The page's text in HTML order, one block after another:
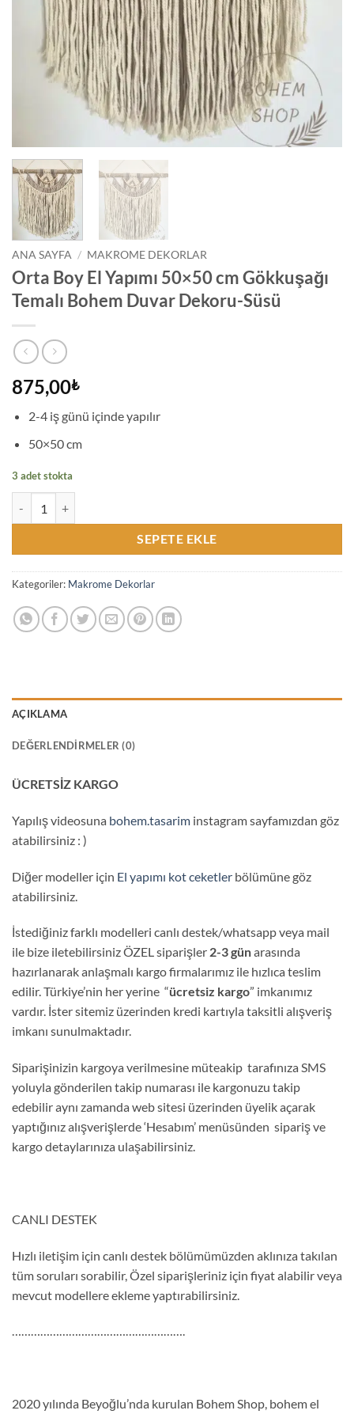
ANA SAYFA / MAKROME DEKORLAR
Orta Boy El Yapımı 50×50 cm Gökkuşağı
Temalı Bohem Duvar Dekoru-Süsü
875,00₺
2-4 iş günü içinde yapılır
50×50 cm
3 adet stokta
SEPETE EKLE
Kategoriler: Makrome Dekorlar
AÇIKLAMA
DEĞERLENDIRMELER (0)
ÜCRETSİZ KARGO
Yapılış videosuna bohem.tasarim instagram sayfamızdan göz
atabilirsiniz : )
Diğer modeller için El yapımı kot ceketler bölümüne göz
atabilirsiniz.
İstediğiniz farklı modelleri canlı destek/whatsapp veya mail
ile bize iletebilirsiniz ÖZEL siparişler 2-3 günarasında
hazırlanarak anlaşmalı kargo firmalarımız ile hızlıca teslim
edilir. Türkiye’nin her yerine “ücretsiz kargo” imkanımız
vardır. İster sitemiz üzerinden kredi kartıyla taksitli alışveriş
imkanı sunulmaktadır.
Siparişinizin kargoya verilmesine müteakip tarafınıza SMS
yoluyla gönderilen takip numarası ile kargonuzu takip
edebilir aynı zamanda web sitesi üzerinden üyelik açarak
yaptığınız alışverişlerde ‘Hesabım’ menüsünden sipariş ve
kargo detaylarınıza ulaşabilirsiniz.
CANLI DESTEK
Hızlı iletişim için canlı destek bölümümüzden aklınıza takılan
tüm soruları sorabilir, Özel siparişleriniz için fiyat alabilir veya
mevcut modellere ekleme yaptırabilirsiniz.
……………………………………………….
2020 yılında Beyoğlu’nda kurulan Bohem Shop, bohem el